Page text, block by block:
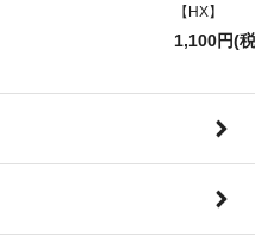
【HX】
1,100円(